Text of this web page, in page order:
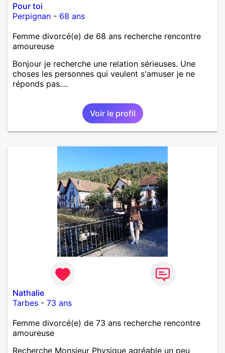
Pour toi
Perpignan - 68 ans
Femme divorcé(e) de 68 ans recherche rencontre
amoureuse
Bonjour je recherche une relation sérieuses. Une
choses les personnes qui veulent s'amuser je ne
réponds pas....
Voir le profil
Nathalie
Tarbes - 73 ans
Femme divorcé(e) de 73 ans recherche rencontre
amoureuse
Recherche Monsieur Physique agréable un peu